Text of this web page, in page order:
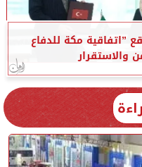
”اتفاقية مكة للدفاع
والاستقرار